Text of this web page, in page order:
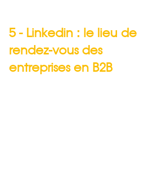
5 - Linkedin : le lieu de
rendez-vous des
entreprises en B2B